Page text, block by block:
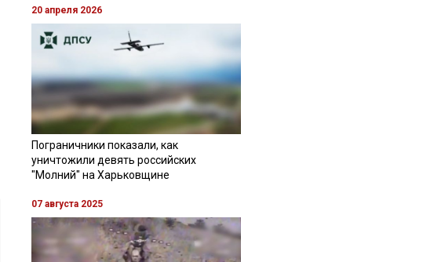
20 апреля 2026
Пограничники показали, как
уничтожили девять российских
"Молний" на Харьковщине
07 августа 2025